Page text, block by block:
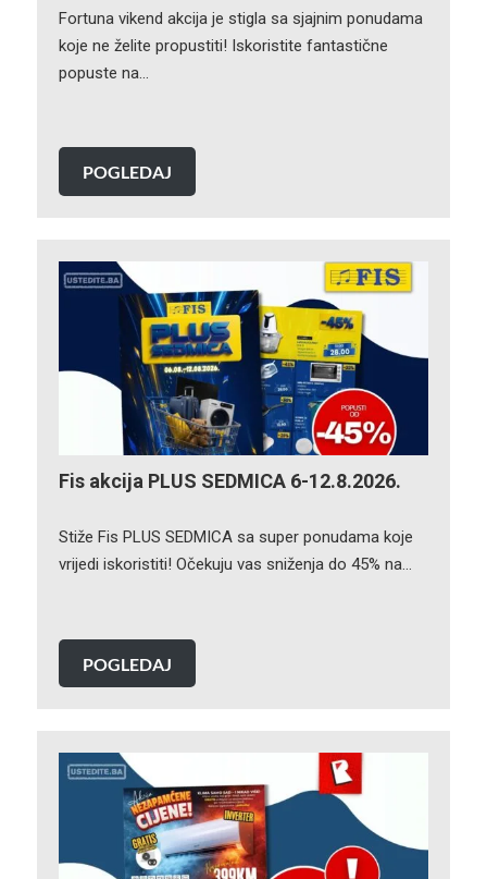
Fortuna vikend akcija je stigla sa sjajnim ponudama
koje ne želite propustiti! Iskoristite fantastične
popuste na…
POGLEDAJ
Fis akcija PLUS SEDMICA 6-12.8.2026.
Stiže Fis PLUS SEDMICA sa super ponudama koje
vrijedi iskoristiti! Očekuju vas sniženja do 45% na…
POGLEDAJ